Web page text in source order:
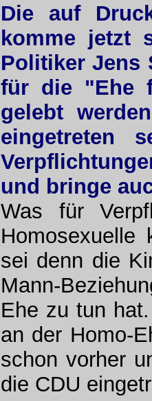
Die auf
komme jetzt
Politiker Jens
für die "Ehe
gelebt
eingetreten
und bringe
Was für
Homosexuelle
sei denn die
Mann-
Ehe zu tun
an der Homo-
schon vorher
die CDU